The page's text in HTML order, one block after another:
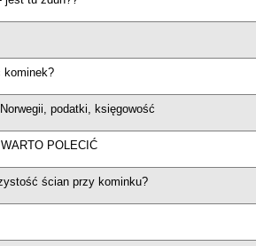
kominek?
podatki, księgowość
POLECIĆ
ścian przy kominku?